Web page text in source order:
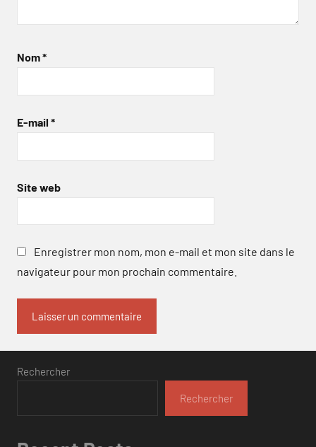
Nom*
E-mail *
Site web
Enregistrer mon nom, mon e-mail et mon site dans le
navigateur pour mon prochain commentaire.
Rechercher
Rechercher